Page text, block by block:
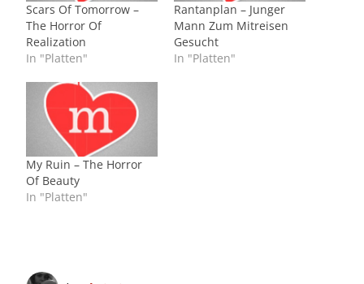
Scars Of Tomorrow –
The Horror Of
Realization
In "Platten"
Rantanplan – Junger
Mann Zum Mitreisen
Gesucht
In "Platten"
My Ruin – The Horror
Of Beauty
In "Platten"